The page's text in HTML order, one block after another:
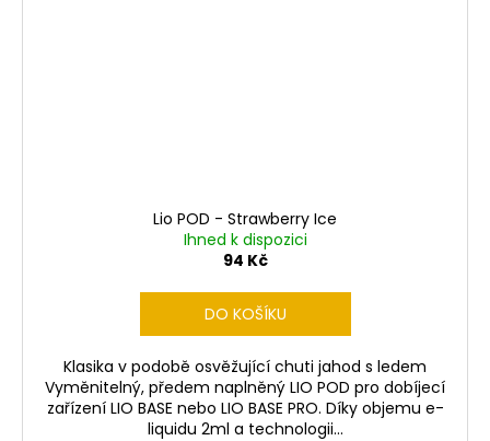
Lio POD - Strawberry Ice
Ihned k dispozici
94 Kč
DO KOŠÍKU
Klasika v podobě osvěžující chuti jahod s ledem
Vyměnitelný, předem naplněný LIO POD pro dobíjecí
zařízení LIO BASE nebo LIO BASE PRO. Díky objemu e-
liquidu 2ml a technologii...